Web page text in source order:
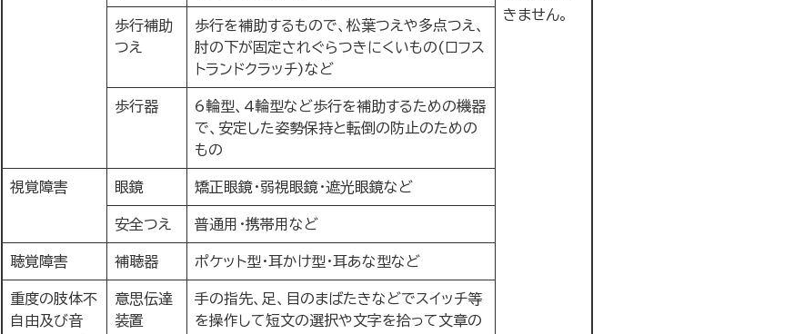
きません。
歩行補助
つえ
歩行を補助するもので、松葉つえや多点つえ、
肘の下が固定されぐらつきにくいもの(ロフス
トランドクラッチ)など
歩行器
6輪型、4輪型など歩行を補助するための機器
で、安定した姿勢保持と転倒の防止のための
もの
視覚障害 眼鏡 矯正眼鏡・弱視眼鏡・遮光眼鏡など
安全つえ 普通用・携帯用など
聴覚障害 補聴器 ポケット型・耳かけ型・耳あな型など
重度の肢体不
自由及び音
意思伝達
装置
手の指先、足、目のまばたきなどでスイッチ等
を操作して短文の選択や文字を拾って文章の